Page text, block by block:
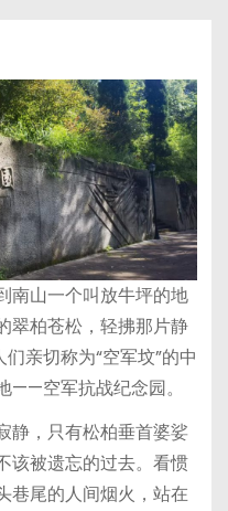
南山一个叫放牛坪的地
翠柏苍松，轻拂那片静
亲切称为“空军坟”的中
——空军抗战纪念园。
静，只有松柏垂首婆娑
该被遗忘的过去。看惯
巷尾的人间烟火，站在